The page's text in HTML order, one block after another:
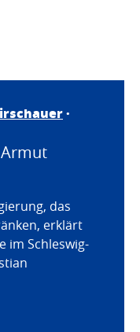
·
das
erklärt
im Schleswig-